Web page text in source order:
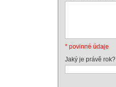
* povinné údaje
Jaký je právě rok?